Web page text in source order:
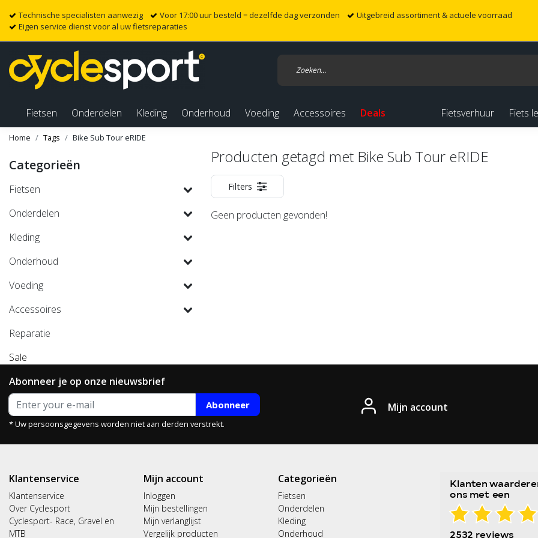
Technische specialisten aanwezig Voor 17:00 uur besteld = dezelfde dag verzonden
Uitgebreid assortiment & actuele voorraad
Eigen service dienst voor al uw fietsreparaties
Fietsen Onderdelen Kleding Onderhoud Voeding Accessoires Deals Fietsverhuur Fiets
Home Tags Bike Sub Tour eRIDE
Categorieën
Fietsen
Onderdelen
Kleding
Onderhoud
Voeding
Accessoires
Reparatie
Sale
Producten getagd met Bike Sub Tour eRIDE
Filters
Geen producten gevonden!
Abonneer je op onze nieuwsbrief
Abonneer
* Uw persoonsgegevens worden niet aan derden verstrekt.
Mijn account
Klantenservice
Klantenservice
Over Cyclesport
Cyclesport- Race, Gravel en
MTB
Mijn account
Inloggen
Mijn bestellingen
Mijn verlanglijst
Vergelijk producten
Categorieën
Fietsen
Onderdelen
Kleding
Onderhoud